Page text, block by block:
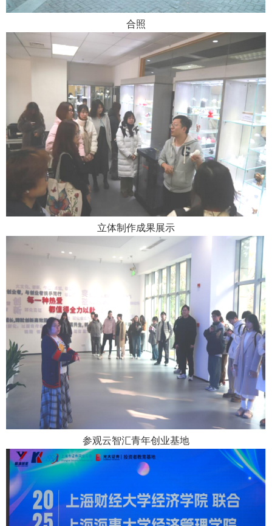
合照
立体制作成果展示
参观云智汇青年创业基地